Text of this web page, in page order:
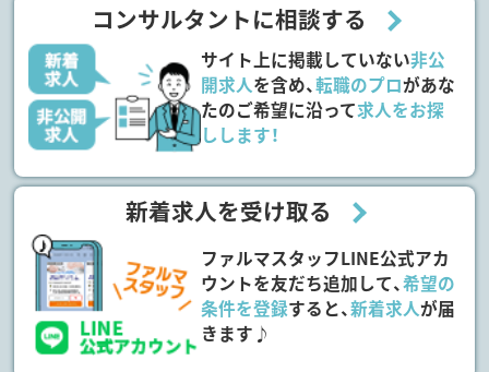
コンサルタントに相談する
サイト上に掲載していない非公
開求人を含め、転職のプロがあな
たのご希望に沿って求人をお探
しします！
新着求人を受け取る
ファルマスタッフLINE公式アカ
ウントを友だち追加して、希望の
条件を登録すると、新着求人が届
きます♪